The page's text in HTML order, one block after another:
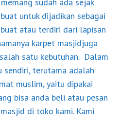
untuk dijadikan sebagai
atau terdiri dari lapisan
karpet masjidjuga
satu kebutuhan. Dalam
terutama adalah
muslim, yaitu dipakai
bisa anda beli atau pesan
di toko kami. Kami